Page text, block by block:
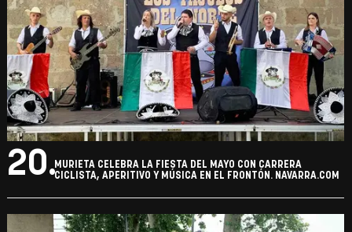
20.MURIETA CELEBRA LA FIESTA DEL MAYO CON CARRERA
CICLISTA, APERITIVO Y MÚSICA EN EL FRONTÓN. NAVARRA.COM